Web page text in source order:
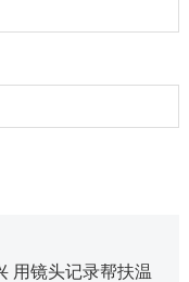
用镜头记录帮扶温